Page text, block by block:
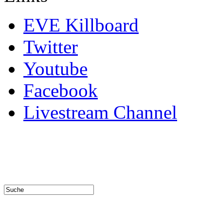
EVE Killboard
Twitter
Youtube
Facebook
Livestream Channel